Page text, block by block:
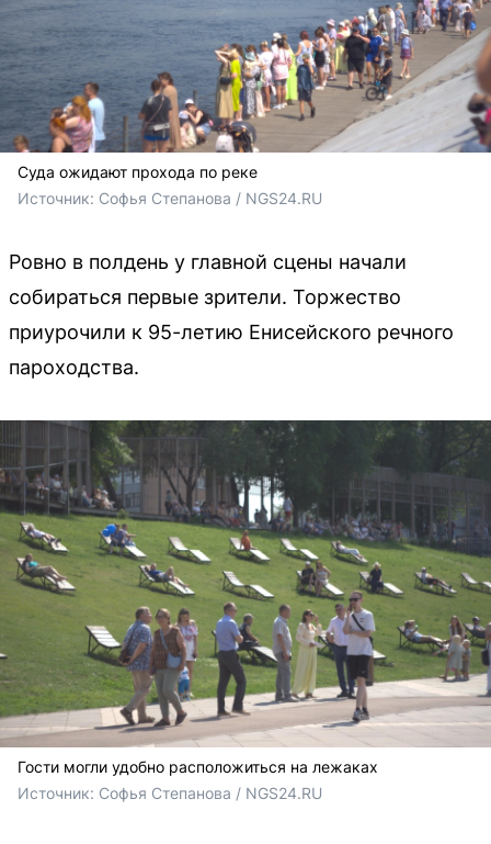
Суда ожидают прохода по реке
Источник: Софья Степанова / NGS24.RU
Ровно в полдень у главной сцены начали
собираться первые зрители. Торжество
приурочили к 95-летию Енисейского речного
пароходства.
Гости могли удобно расположиться на лежаках
Источник: Софья Степанова / NGS24.RU